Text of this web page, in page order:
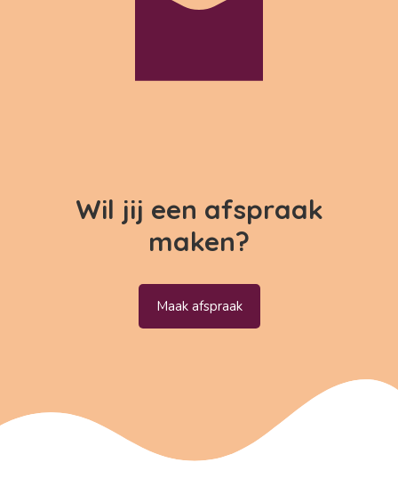
Wil jij een afspraak
maken?
Maak afspraak